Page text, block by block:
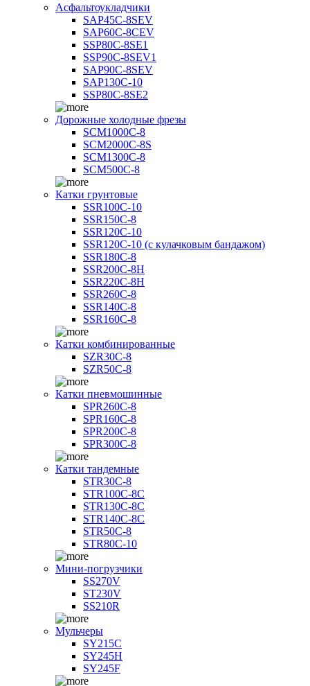
Асфальтоукладчики
SAP45С-8SEV
SAP60C-8CEV
SSP80C-8SE1
SSP90C-8SEV1
SAP90C-8SEV
SAP130C-10
SSP80C-8SE2
Дорожные холодные фрезы
SCM1000C-8
SCM2000C-8S
SCM1300C-8
SCM500C-8
Катки грунтовые
SSR100C-10
SSR150C-8
SSR120C-10
SSR120C-10 (с кулачковым бандажом)
SSR180C-8
SSR200C-8H
SSR220C-8H
SSR260C-8
SSR140C-8
SSR160C-8
Катки комбинированные
SZR30C-8
SZR50C-8
Катки пневмошинные
SPR260C-8
SPR160C-8
SPR200C-8
SPR300C-8
Катки тандемные
STR30C-8
STR100C-8С
STR130C-8С
STR140C-8С
STR50C-8
STR80C-10
Мини-погрузчики
SS270V
ST230V
SS210R
Мульчеры
SY215C
SY245H
SY245F